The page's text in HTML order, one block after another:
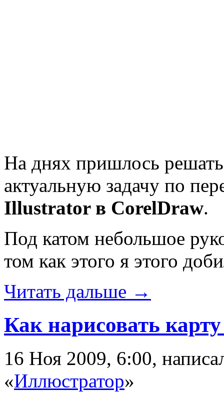
На днях пришлось
актуальную задачу по
Illustrator в CorelDraw.
Под катом небольшое
том как этого я этого
Читать дальше →
Как нарисовать
16 Ноя 2009, 6:00,
«Иллюстратор»